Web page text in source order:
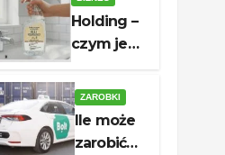
do której
czynne są
sklepy?
Holding –
czym jest,
i kiedy
warto go
utworzyć?
ZAROBKI
Ile może
zarobić